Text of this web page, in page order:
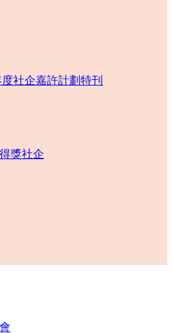
度社企嘉許計劃特刊
獎社企